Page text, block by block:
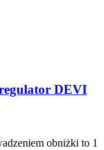
DEVI
obniżki to 1